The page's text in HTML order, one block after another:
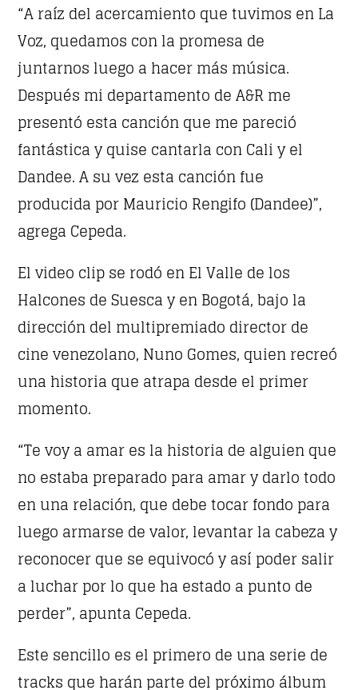
CLÁSICOS DEL ROCK EN ESPAÑOL
09:00 12:00
LINEA DE FONDO
12:00 17:00
19:00 21:00
DETROIT SESSIONS
21:00
DANCE HITS
CHART
SATURDAY NIGHT CHART
1 MOONWALKERS_OFF
German Jimenez
DISCO BEATS
Lenny Jackson
“A raíz del acercamiento que tuvimos en La
Voz, quedamos con la promesa de
juntarnos luego a hacer más música.
Después mi departamento de A&R me
presentó esta canción que me pareció
fantástica y quise cantarla con Cali y el
Dandee. A su vez esta canción fue
producida por Mauricio Rengifo (Dandee)”,
agrega Cepeda.
El video clip se rodó en El Valle de los
Halcones de Suesca y en Bogotá, bajo la
dirección del multipremiado director de
cine venezolano, Nuno Gomes, quien recreó
una historia que atrapa desde el primer
momento.
“Te voy a amar es la historia de alguien que
no estaba preparado para amar y darlo todo
en una relación, que debe tocar fondo para
luego armarse de valor, levantar la cabeza y
reconocer que se equivocó y así poder salir
a luchar por lo que ha estado a punto de
perder”, apunta Cepeda.
Este sencillo es el primero de una serie de
tracks que harán parte del próximo álbum